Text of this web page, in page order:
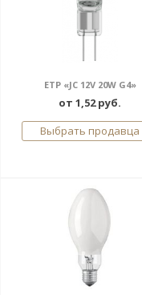
ETP «JC 12V 20W G4»
от 1,52 руб.
Выбрать продавца